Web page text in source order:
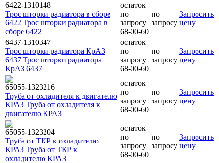
6422-1310148
Трос шторки радиатора в сборе
6422 Трос шторки радиатора в
сборе 6422
остаток
по
запросу
68-00-60
по
запросу
Запросить
цену
6437-1310347
Трос шторки радиатора КрАЗ
6437 Трос шторки радиатора
КрАЗ 6437
остаток
по
запросу
68-00-60
по
запросу
Запросить
цену
65055-1323216
Труба от охладителя к двигателю
КРАЗ Труба от охладителя к
двигателю КРАЗ
остаток
по
запросу
68-00-60
по
запросу
Запросить
цену
65055-1323204
Труба от ТКР к охладителю
КРАЗ Труба от ТКР к
охладителю КРАЗ
остаток
по
запросу
68-00-60
по
запросу
Запросить
цену